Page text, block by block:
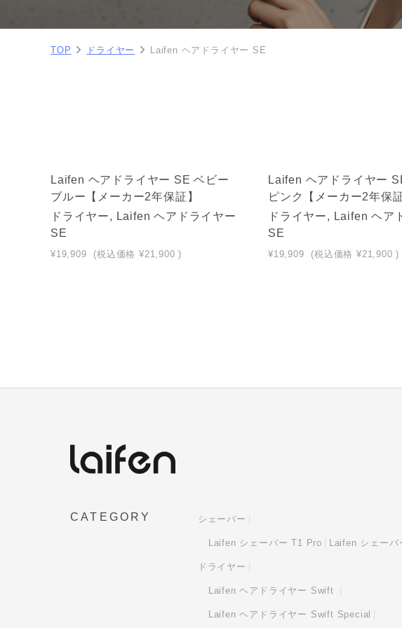
TOP ドライヤー Laifen ヘアドライヤー SE
Laifen ヘアドライヤー SE ベビー
ブルー【メーカー2年保証】
ドライヤー, Laifen ヘアドライヤー
SE
¥19,909 (税込価格 ¥21,900 )
Laifen ヘアドライヤー
ピンク【メーカー2年保証
ドライヤー, Laifen ヘア
SE
¥19,909 (税込価格 ¥21,900 )
CATEGORY シェーバー
Laifen シェーバー T1 Pro Laifen シェー
ドライヤー
Laifen ヘアドライヤー Swift
Laifen ヘアドライヤー Swift Special